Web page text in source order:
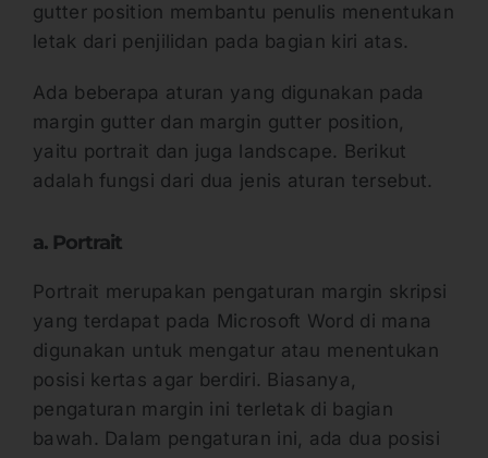
gutter position membantu penulis menentukan
letak dari penjilidan pada bagian kiri atas.
Ada beberapa aturan yang digunakan pada
margin gutter dan margin gutter position,
yaitu portrait dan juga landscape. Berikut
adalah fungsi dari dua jenis aturan tersebut.
a. Portrait
Portrait merupakan pengaturan margin skripsi
yang terdapat pada Microsoft Word di mana
digunakan untuk mengatur atau menentukan
posisi kertas agar berdiri. Biasanya,
pengaturan margin ini terletak di bagian
bawah. Dalam pengaturan ini, ada dua posisi